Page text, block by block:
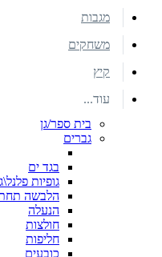
מגבות
משחקים
קיץ
עוד...
בית ספר/גן
גברים
בגד ים
גופיות
הלבשה
הנעלה
חולצות
חליפות
כובעים